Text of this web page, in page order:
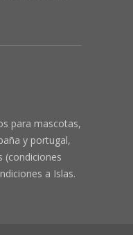
para mascotas,
y portugal,
(condiciones
a Islas.